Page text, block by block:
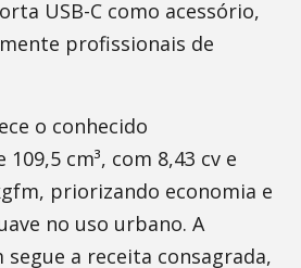
USB-C como acessório,
profissionais de
o conhecido
cm³, com 8,43 cv e
priorizando economia e
no uso urbano. A
a receita consagrada,